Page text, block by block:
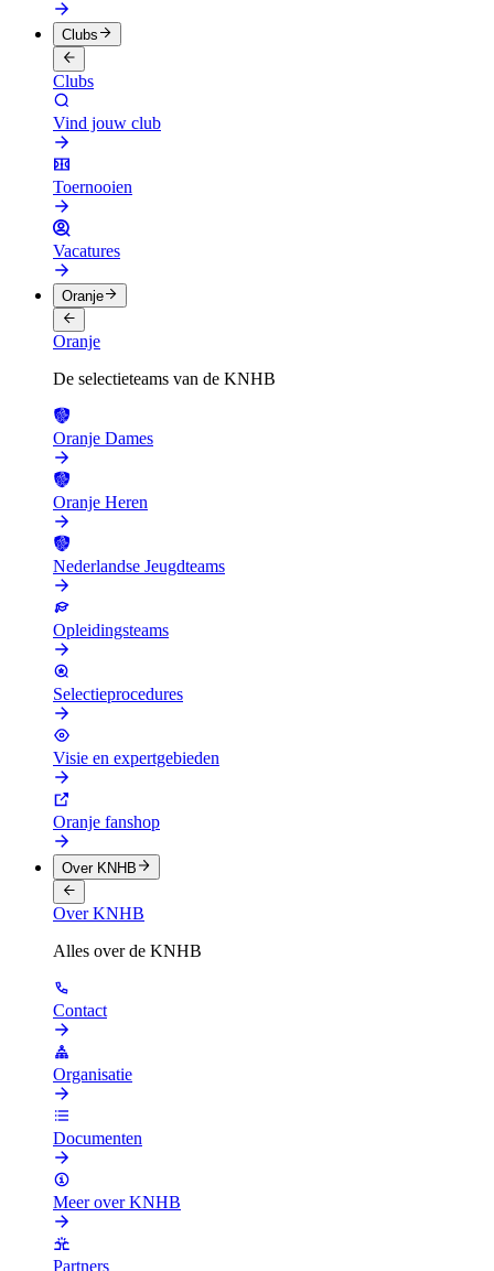
Clubs
Clubs
Vind jouw club
Toernooien
Vacatures
Oranje
Oranje
De selectieteams van de KNHB
Oranje Dames
Oranje Heren
Nederlandse Jeugdteams
Opleidingsteams
Selectieprocedures
Visie en expertgebieden
Oranje fanshop
Over KNHB
Over KNHB
Alles over de KNHB
Contact
Organisatie
Documenten
Meer over KNHB
Partners